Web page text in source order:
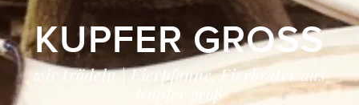
KUPFER GROSS
wir trödeln | Eierpfanne, Eierbrater aus
Kupfer groß